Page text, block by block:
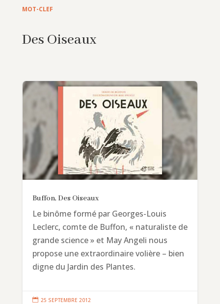
MOT-CLEF
Des Oiseaux
Buffon, Des Oiseaux
Le binôme formé par Georges-Louis
Leclerc, comte de Buffon, « naturaliste de
grande science » et May Angeli nous
propose une extraordinaire volière – bien
digne du Jardin des Plantes.
 25 SEPTEMBRE 2012